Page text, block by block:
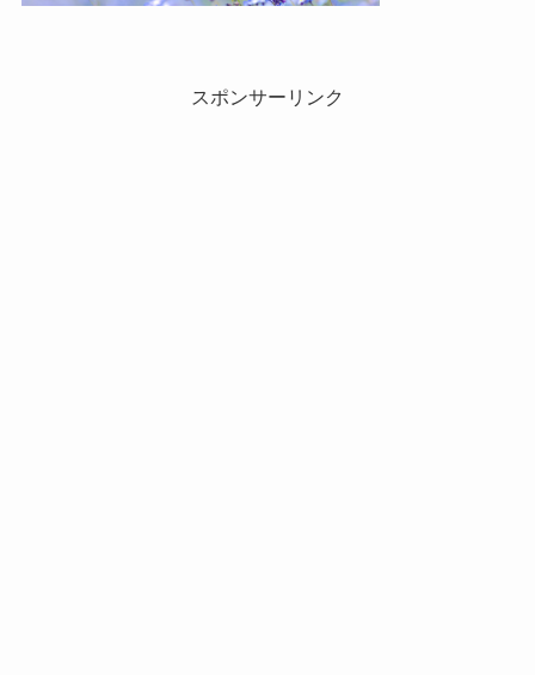
スポンサーリンク